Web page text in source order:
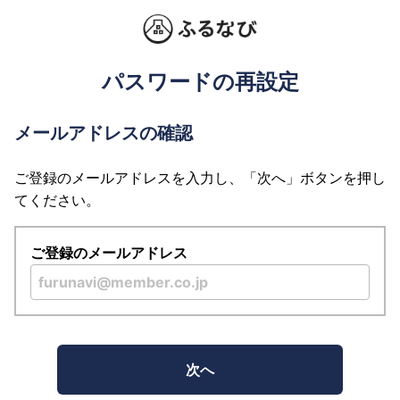
パスワードの再設定
メールアドレスの確認
ご登録のメールアドレスを入力し、「次へ」ボタンを押し
てください。
ご登録のメールアドレス